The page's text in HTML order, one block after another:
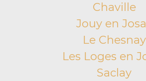
Chaville
Jouy en
Le Chesnay
Les Loges en
Saclay